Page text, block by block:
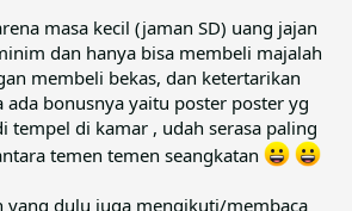
masa kecil (jaman SD) uang jajan
dan hanya bisa membeli majalah
membeli bekas, dan ketertarikan
ada bonusnya yaitu poster poster yg
tempel di kamar , udah serasa paling
temen temen seangkatan
yang dulu juga mengikuti/membaca